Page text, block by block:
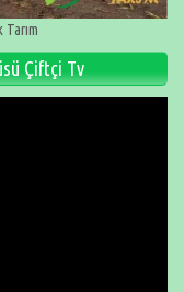
Tarım
Çiftçi Tv